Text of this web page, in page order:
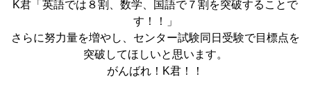
K君「英語では８割、数学、国語で７割を突破することで
す！！」
さらに努力量を増やし、センター試験同日受験で目標点を
突破してほしいと思います。
がんばれ！K君！！